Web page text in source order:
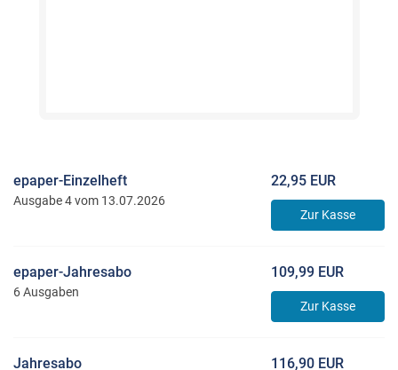
epaper-Einzelheft
Ausgabe 4 vom 13.07.2026
22,95 EUR
Zur Kasse
epaper-Jahresabo
6 Ausgaben
109,99 EUR
Zur Kasse
Jahresabo 116,90 EUR